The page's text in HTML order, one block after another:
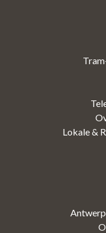
Lokale &